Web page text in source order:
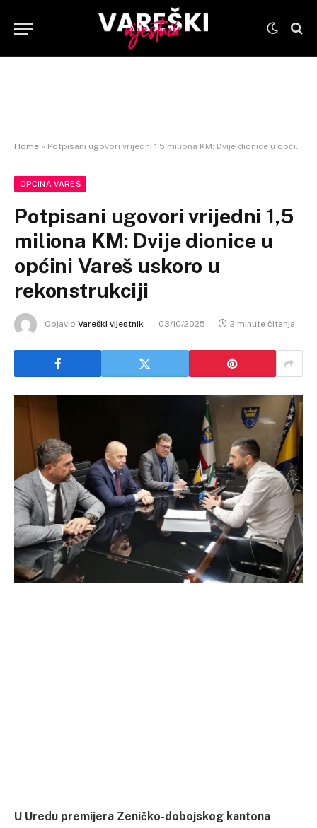
Home » Potpisani ugovori vrijedni 1,5 miliona KM: Dvije dionice u općini Vareš uskoro u rekonstrukciji
OPĆINA VAREŠ
Potpisani ugovori vrijedni 1,5
miliona KM: Dvije dionice u
općini Vareš uskoro u
rekonstrukciji
Objavio Vareški vijestnik 03/10/2025 2 minute čitanja
U Uredu premijera Zeničko-dobojskog kantona